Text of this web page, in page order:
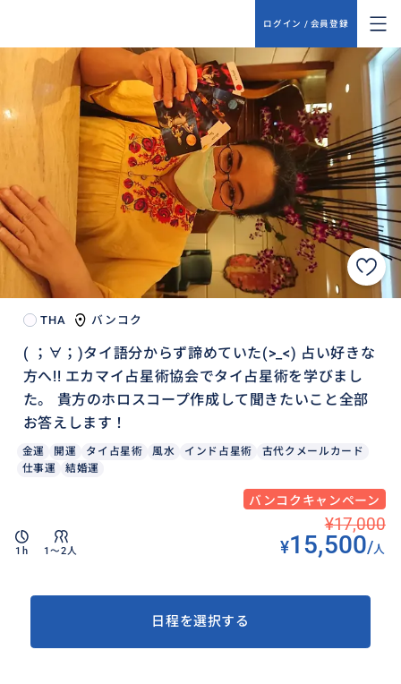
ログイン / 会員登録
THA バンコク
( ；∀；)タイ語分からず諦めていた(>_<) 占い好きな
方へ!! エカマイ占星術協会でタイ占星術を学びまし
た。 貴方のホロスコープ作成して聞きたいこと全部
お答えします！
金運 開運 タイ占星術 風水 インド占星術
古代クメールカード
仕事運
結婚運
バンコクキャンペーン
1h 1〜2人
¥17,000
¥15,500/人
日程を選択する